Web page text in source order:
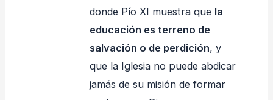
donde Pío XI muestra que la
educación es terreno de
salvación o de perdición, y
que la Iglesia no puede abdicar
jamás de su misión de formar